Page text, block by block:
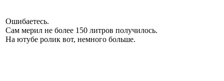
Ошибаетесь.
Сам мерил не более 150 литров получилось.
На ютубе ролик вот, немного больше.